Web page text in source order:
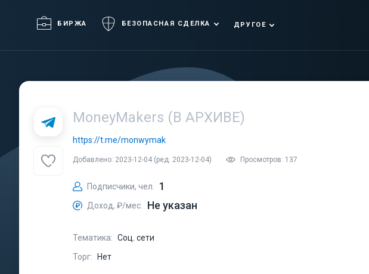
БИРЖА БЕЗОПАСНАЯ СДЕЛКА ДРУГОЕ
MoneyMakers (В АРХИВЕ)
https://t.me/monwymak
Добавлено: 2023-12-04 (ред. 2023-12-04) Просмотров: 137
Подписчики, чел. 1
Доход, ₽/мес. Не указан
Тематика: Соц. сети
Торг:
Нет